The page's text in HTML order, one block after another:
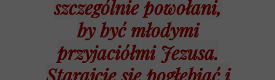
szczególnie powołani,
by być młodymi
przyjaciółmi Jezusa.
Starajcie się pogłębiać i